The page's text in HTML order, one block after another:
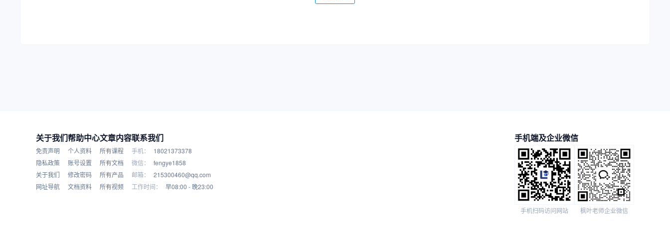
关于我们
免责声明
隐私政策
关于我们
网址导航
帮助中心
个人资料
账号设置
修改密码
文档资料
文章内容
所有课程
所有文档
所有产品
所有视频
联系我们
手机：
18021373378
微信：
fengye1858
邮箱：
215300460@qq.com
工作时间：
早08:00 - 晚23:00
手机端及企业微信
手机扫码访问网站 枫叶老师企业微信